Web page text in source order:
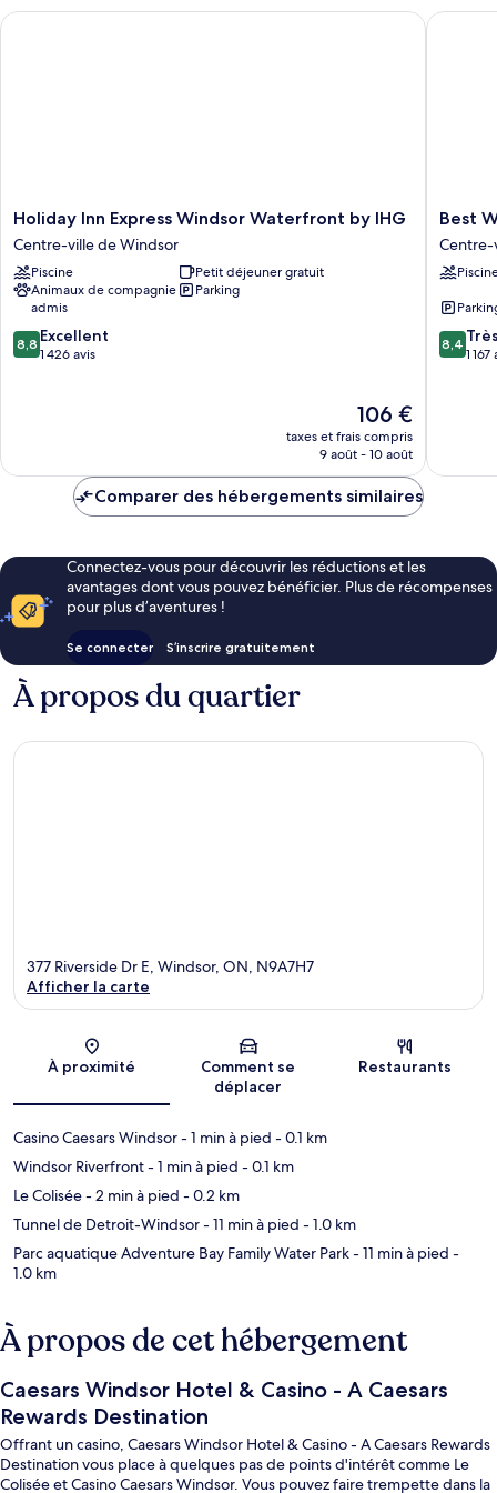
Assigned
Room
Holiday
Inn
Express
Windsor
Waterfront
IHG
Centre-
Holiday Inn Express Windsor Waterfront by IHG
Centre-ville de Windsor
Piscine
Petit déjeuner gratuit
Animaux de compagnie
admis
Parking
8.8
sur
8,8 Excellent
1 426 avis
Le
nouveau
prix
de
106 €
taxes et frais compris
9 août - 10 août
Holiday Inn Express Windsor Waterfront by IHG
Best
Western
Plus
Centre-
ville
de
Best
Centre-
8.4
sur
8,4
1 167
Best
Comparer des hébergements similaires
Connectez-vous pour découvrir les réductions et les
avantages dont vous pouvez bénéficier. Plus de récompenses
pour plus d’aventures !
Se connecter S’inscrire gratuitement
À propos du quartier
Carte
377 Riverside Dr E, Windsor, ON, N9A7H7
Afficher la carte
À proximité
Comment se
déplacer
Restaurants
Casino Caesars Windsor- 1 min à pied - 0.1 km
Windsor Riverfront- 1 min à pied - 0.1 km
Le Colisée- 2 min à pied - 0.2 km
Tunnel de Detroit-Windsor- 11 min à pied - 1.0 km
Parc aquatique Adventure Bay Family Water Park- 11 min à pied -
1.0 km
À propos de cet hébergement
Caesars Windsor Hotel & Casino - A Caesars
Rewards Destination
Offrant un casino, Caesars Windsor Hotel & Casino - A Caesars Rewards
Destination vous place à quelques pas de points d'intérêt comme Le
Colisée et Casino Caesars Windsor. Vous pouvez faire trempette dans la